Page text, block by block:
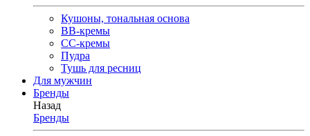
Кушоны, тональная основа
BB-кремы
CC-кремы
Пудра
Тушь для ресниц
Для мужчин
Бренды
Назад
Бренды